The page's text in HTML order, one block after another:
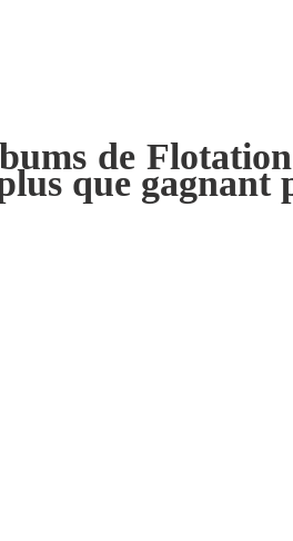
de
que gagnant